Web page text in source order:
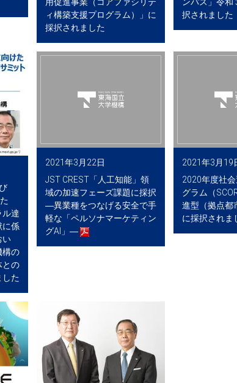
ィ構築支援プログラム）」に
採択されました
択されました
ル達
に係
い
構の
との
した
2021年3月22日
JST CREST「人工知能」領
域の加速フェーズ課題に採択
―異業種をつなげる安全で手
軽な「ペルソナマーケティン
グAI」―
2021年3月19
2020年度社
グラム（
進型（拠点都
に採択されま